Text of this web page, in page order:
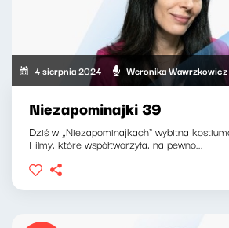
4 sierpnia 2024 Weronika Wawrzkowicz
Niezapominajki 39
Dziś w „Niezapominajkach" wybitna
Filmy, które współtworzyła, na pewno...